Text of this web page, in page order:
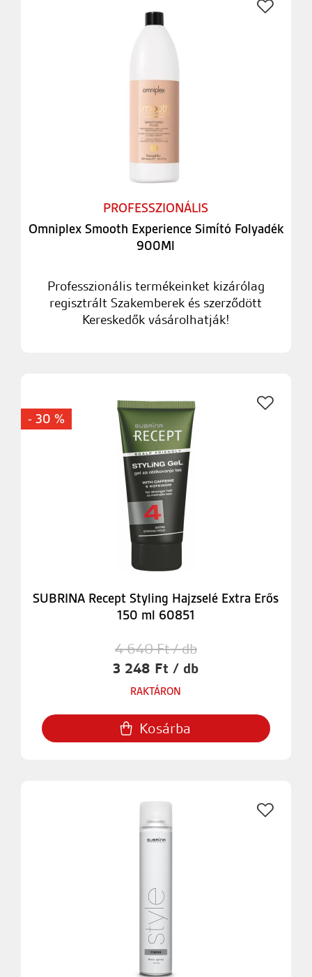
PROFESSZIONÁLIS
Omniplex Smooth Experience Simító Folyadék
900Ml
Professzionális termékeinket kizárólag
regisztrált Szakemberek és szerződött
Kereskedők vásárolhatják!
- 30 %
SUBRINA Recept Styling Hajzselé Extra Erős
150 ml 60851
4 640 Ft / db
3 248 Ft / db
RAKTÁRON
Kosárba